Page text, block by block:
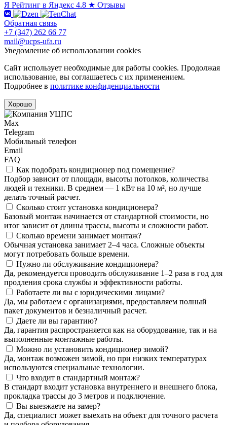
Я Рейтинг в Яндекс 4.8 ★ Отзывы
Обратная связь
+7 (347) 262 66 77
mail@ucps-ufa.ru
Уведомление об использовании cookies
Сайт использует необходимые для работы cookies. Продолжая
использование, вы соглашаетесь с их применением.
Подробнее в политике конфиденциальности
Хорошо
Max
Telegram
Мобильный телефон
Email
FAQ
Как подобрать кондиционер под помещение?
Подбор зависит от площади, высоты потолков, количества
людей и техники. В среднем — 1 кВт на 10 м², но лучше
делать точный расчет.
Сколько стоит установка кондиционера?
Базовый монтаж начинается от стандартной стоимости, но
итог зависит от длины трассы, высоты и сложности работ.
Сколько времени занимает монтаж?
Обычная установка занимает 2–4 часа. Сложные объекты
могут потребовать больше времени.
Нужно ли обслуживание кондиционера?
Да, рекомендуется проводить обслуживание 1–2 раза в год для
продления срока службы и эффективности работы.
Работаете ли вы с юридическими лицами?
Да, мы работаем с организациями, предоставляем полный
пакет документов и безналичный расчет.
Даете ли вы гарантию?
Да, гарантия распространяется как на оборудование, так и на
выполненные монтажные работы.
Можно ли установить кондиционер зимой?
Да, монтаж возможен зимой, но при низких температурах
используются специальные технологии.
Что входит в стандартный монтаж?
В стандарт входит установка внутреннего и внешнего блока,
прокладка трассы до 3 метров и подключение.
Вы выезжаете на замер?
Да, специалист может выехать на объект для точного расчета